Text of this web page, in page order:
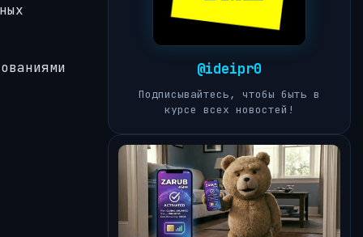
@ideipr0
Подписывайтесь, чтобы быть в
курсе всех новостей!